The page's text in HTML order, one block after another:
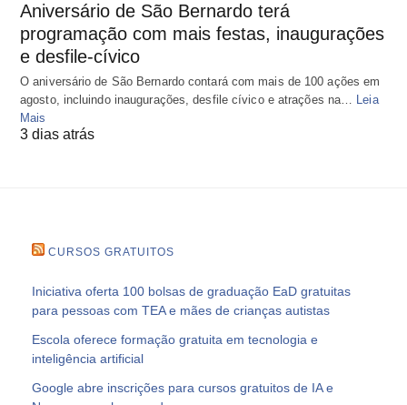
Aniversário de São Bernardo terá
programação com mais festas, inaugurações
e desfile-cívico
O aniversário de São Bernardo contará com mais de 100 ações em
agosto, incluindo inaugurações, desfile cívico e atrações na…
Leia
Mais
3 dias atrás
CURSOS GRATUITOS
Iniciativa oferta 100 bolsas de graduação EaD gratuitas
para pessoas com TEA e mães de crianças autistas
Escola oferece formação gratuita em tecnologia e
inteligência artificial
Google abre inscrições para cursos gratuitos de IA e